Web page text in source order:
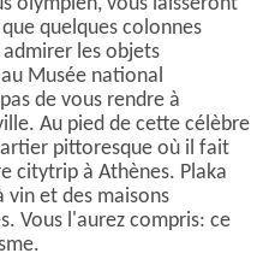
olympien, vous laisseront
quelques colonnes
les objets
Musée national
de vous rendre à
Au pied de cette célèbre
pittoresque où il fait
citytrip à Athènes. Plaka
vin et des maisons
Vous l'aurez compris: ce